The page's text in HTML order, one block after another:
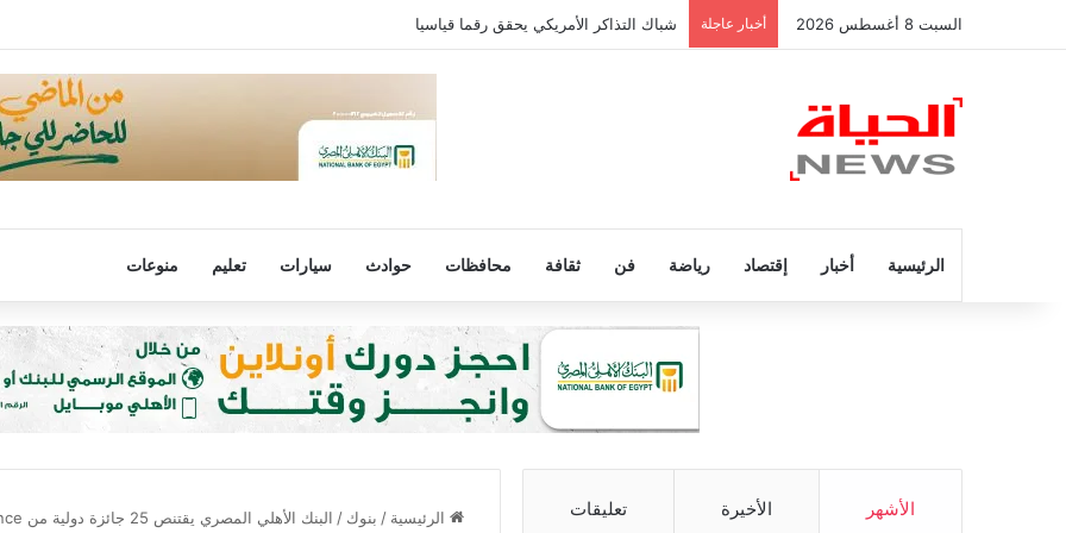
السبت 8 أغسطس 2026 أخبار عاجلة شباك التذاكر الأمريكي يحقق رقما قياسيا
الرئيسية أخبار إقتصاد رياضة فن ثقافة محافظات حوادث سيارات تعليم منوعات
الرئيسية / بنوك / البنك الأهلي المصري يقتنص 25 جائزة دولية من EMEA Finance و African Banker Awards الأشهر الأخيرة تعليقات